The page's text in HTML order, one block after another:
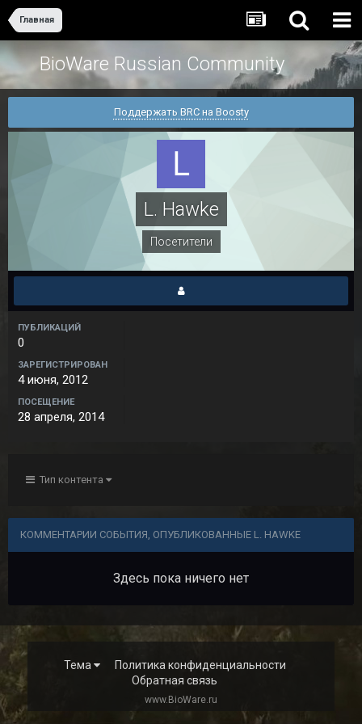
Главная
BioWare Russian Community
Поддержать BRC на Boosty
L. Hawke
Посетители
ПУБЛИКАЦИЙ
0
ЗАРЕГИСТРИРОВАН
4 июня, 2012
ПОСЕЩЕНИЕ
28 апреля, 2014
Тип контента
КОММЕНТАРИИ СОБЫТИЯ, ОПУБЛИКОВАННЫЕ L. HAWKE
Здесь пока ничего нет
Тема
Политика конфиденциальности
Обратная связь
www.BioWare.ru